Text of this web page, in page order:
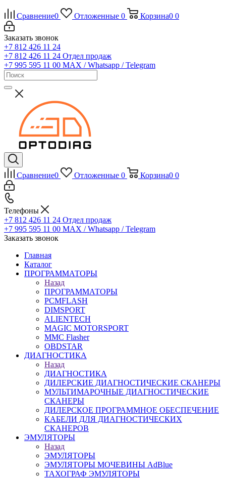
Сравнение0 Отложенные 0 Корзина0 0
Заказать звонок
+7 812 426 11 24
+7 812 426 11 24 Отдел продаж
+7 995 595 11 00 MAX / Whatsapp / Telegram
Сравнение0 Отложенные 0 Корзина0 0
Телефоны
+7 812 426 11 24 Отдел продаж
+7 995 595 11 00 MAX / Whatsapp / Telegram
Заказать звонок
Главная
Каталог
ПРОГРАММАТОРЫ
Назад
ПРОГРАММАТОРЫ
PCMFLASH
DIMSPORT
ALIENTECH
MAGIC MOTORSPORT
MMC Flasher
OBDSTAR
ДИАГНОСТИКА
Назад
ДИАГНОСТИКА
ДИЛЕРСКИЕ ДИАГНОСТИЧЕСКИЕ СКАНЕРЫ
МУЛЬТИМАРОЧНЫЕ ДИАГНОСТИЧЕСКИЕ
СКАНЕРЫ
ДИЛЕРСКОЕ ПРОГРАММНОЕ ОБЕСПЕЧЕНИЕ
КАБЕЛИ ДЛЯ ДИАГНОСТИЧЕСКИХ
СКАНЕРОВ
ЭМУЛЯТОРЫ
Назад
ЭМУЛЯТОРЫ
ЭМУЛЯТОРЫ МОЧЕВИНЫ АdBlue
ТАХОГРАФ ЭМУЛЯТОРЫ